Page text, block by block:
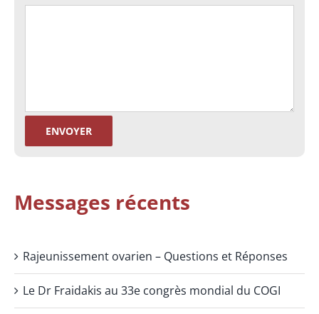
Messages récents
Rajeunissement ovarien – Questions et Réponses
Le Dr Fraidakis au 33e congrès mondial du COGI